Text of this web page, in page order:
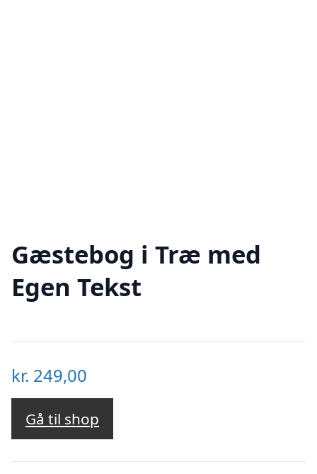
Gæstebog i Træ med
Egen Tekst
kr. 249,00
Gå til shop